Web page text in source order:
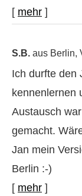
[ mehr ]
S.B. aus Berlin,
Ich durfte den
kennenlernen
Austausch
gemacht.
Jan mein
Berlin :-)
[ mehr ]